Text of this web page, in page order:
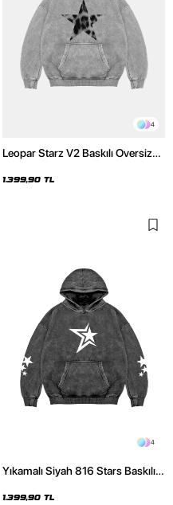
4
Leopar Starz V2 Baskılı Oversize
Hoodie
1.399,90 TL
4
Yıkamalı Siyah 816 Stars Baskılı
1.399,90 TL